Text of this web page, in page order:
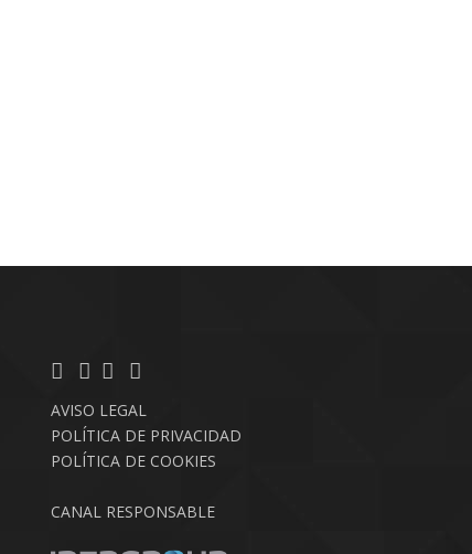
AVISO LEGAL
POLÍTICA DE PRIVACIDAD
POLÍTICA DE COOKIES
CANAL RESPONSABLE